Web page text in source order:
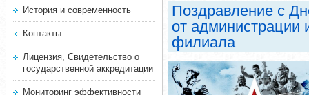
История и современность
Контакты
Лицензия, Свидетельство о
государственной аккредитации
Мониторинг эффективности
Поздравление с
от администрации
филиала